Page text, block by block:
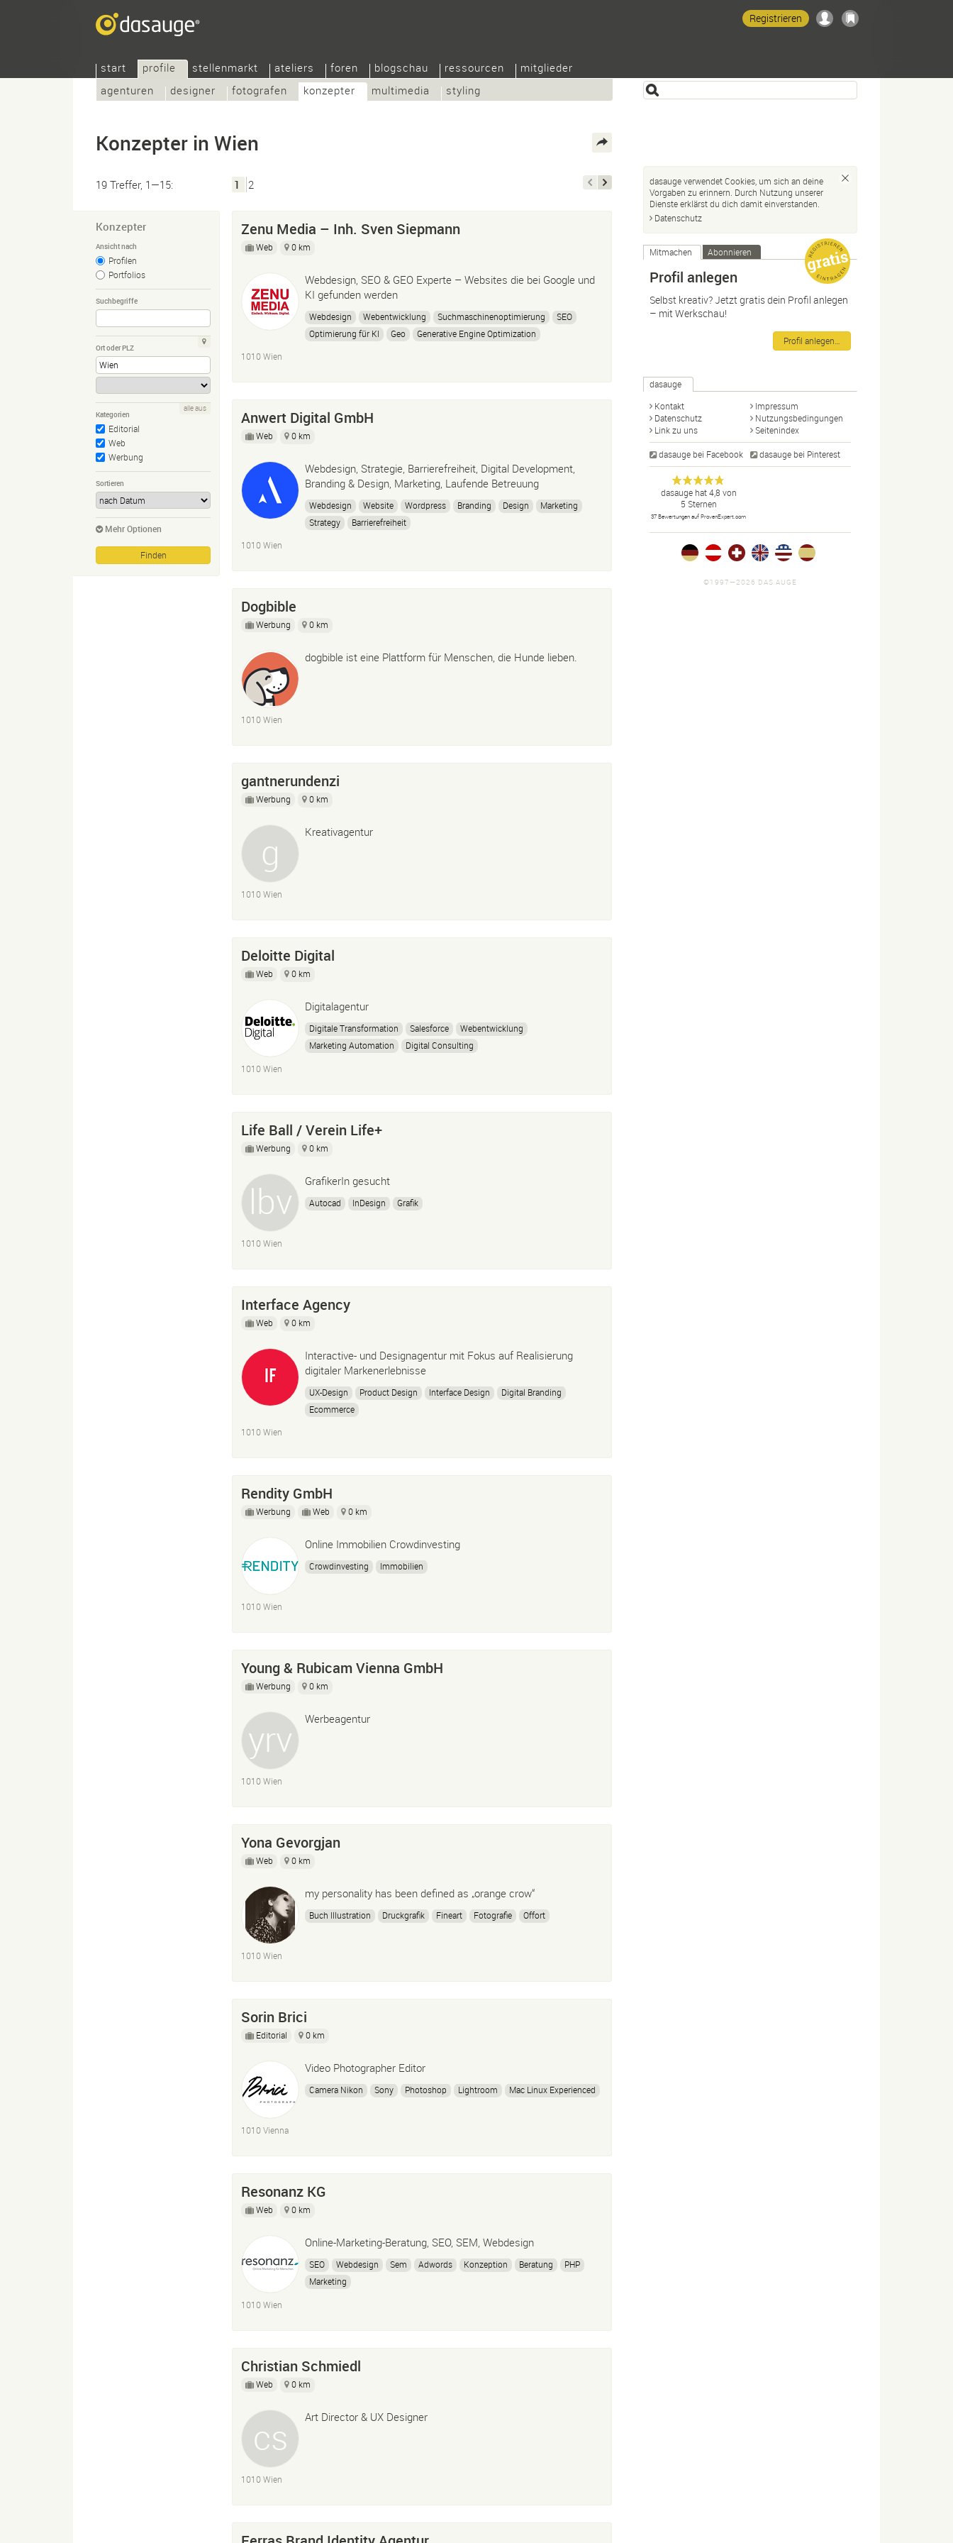
start
profile
agenturen
designer fotografen konzepter multimedia styling
stellenmarkt ateliers foren blogschau ressourcen mitglieder
Registrieren
Konzepter in Wien
19 Treffer, 1—15: 1 2
Konzepter
Ansicht nach
Profilen
Portfolios
Suchbegriffe
Ort oder PLZ
Kategorien
Editorial
Web
Werbung
alle aus
Sortieren
Mehr Optionen
Zenu Media – Inh. Sven Siepmann
Web 0 km
Webdesign, SEO & GEO Experte – Websites die bei Google und
KI gefunden werden
Webdesign Webentwicklung Suchmaschinenoptimierung
SEO
Optimierung für KI
Geo
Generative Engine Optimization
1010 Wien
Anwert Digital GmbH
Web 0 km
Webdesign, Strategie, Barrierefreiheit, Digital Development,
Branding & Design, Marketing, Laufende Betreuung
Webdesign Website Wordpress Branding Design
Marketing
Strategy
Barrierefreiheit
1010 Wien
Dogbible
Werbung 0 km
dogbible ist eine Plattform für Menschen, die Hunde lieben.
1010 Wien
gantnerundenzi
Werbung 0 km
Kreativagentur
1010 Wien
Deloitte Digital
Web 0 km
Digitalagentur
Digitale Transformation Salesforce
Webentwicklung
Marketing Automation
Digital Consulting
1010 Wien
Life Ball / Verein Life+
Werbung 0 km
GrafikerIn gesucht
Autocad InDesign Grafik
1010 Wien
Interface Agency
Web 0 km
Interactive- und Designagentur mit Fokus auf Realisierung
digitaler Markenerlebnisse
UX-Design Product Design Interface Design
Digital Branding
Ecommerce
1010 Wien
Rendity GmbH
Werbung Web 0 km
Online Immobilien Crowdinvesting
Crowdinvesting Immobilien
1010 Wien
Young & Rubicam Vienna GmbH
Werbung 0 km
Werbeagentur
1010 Wien
Yona Gevorgjan
Web 0 km
my personality has been defined as „orange crow“
Buch Illustration Druckgrafik Fineart Fotografie Offort
1010 Wien
Sorin Brici
Editorial 0 km
Video Photographer Editor
Camera Nikon Sony Photoshop Lightroom Mac Linux Experienced
1010 Vienna
Resonanz KG
Web 0 km
Online-Marketing-Beratung, SEO, SEM, Webdesign
SEO Webdesign Sem Adwords Konzeption Beratung
PHP
Marketing
1010 Wien
Christian Schmiedl
Web 0 km
Art Director & UX Designer
1010 Wien
dasauge verwendet Cookies, um sich an deine
Vorgaben zu erinnern. Durch Nutzung unserer
Dienste erklärst du dich damit einverstanden.
Datenschutz
Mitmachen Abonnieren
Profil anlegen
Selbst kreativ? Jetzt gratis dein Profil anlegen
– mit Werkschau!
Profil anlegen…
dasauge
Kontakt
Impressum
Datenschutz
Nutzungsbedingungen
Link zu uns
Seitenindex
dasauge bei Facebook dasauge bei Pinterest
dasauge
Designer,
Fotografen,
Agenturen,
Portfolios
und Jobs.
Anonym
dasaugehat4,8 von
5 Sternen
37 Bewertungen auf ProvenExpert.com
©1997—2026 DAS AUGE